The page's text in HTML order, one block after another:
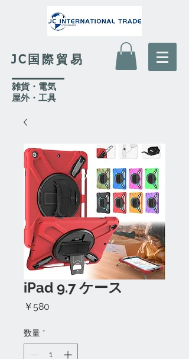
JC国際貿易
​雑貨・電気
​屋外・工具
iPad 9.7 ケース
￥580
数量 *